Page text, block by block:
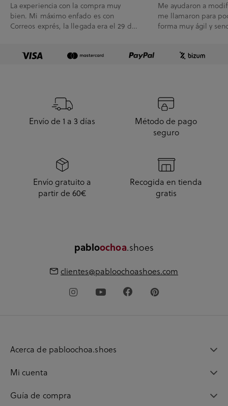
La experiencia con la compra muy
bien. Mi máximo enfado es con
Correos exprés, la llegada era el 29 de
Me ayudaron a
me llamaron para
forma muy ágil y
Envío de 1 a 3 días
Método de pago
seguro
Envío gratuito a
partir de 60€
Recogida en tienda
gratis
pabloochoa.shoes
clientes@pabloochoashoes.com
Acerca de pabloochoa.shoes
Mi cuenta
Guía de compra